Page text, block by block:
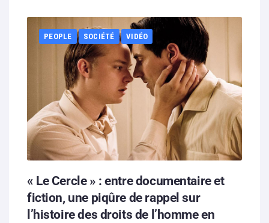
Boutique
Hébergement solidaire
PEOPLE SOCIÉTÉ VIDÉO
« Le Cercle » : entre documentaire et
fiction, une piqûre de rappel sur
l’histoire des droits de l’homme en